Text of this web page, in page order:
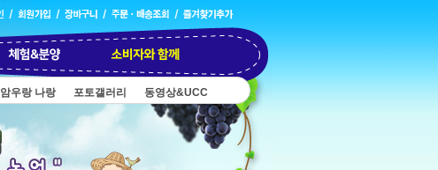
암우랑 나랑 포토갤러리 동영상&UCC